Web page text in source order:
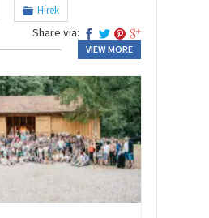
Hírek
Share via:
VIEW MORE